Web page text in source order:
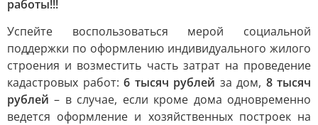
работы!!!
Успейте воспользоваться мерой социальной
поддержки по оформлению индивидуального жилого
строения и возместить часть затрат на проведение
кадастровых работ: 6 тысяч рублей за дом, 8 тысяч
рублей – в случае, если кроме дома одновременно
ведется оформление и хозяйственных построек на